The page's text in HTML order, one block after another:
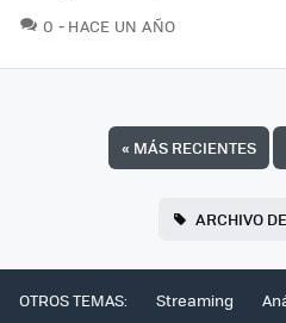
0 COMENTARIOS
HACE UN AÑO
« MÁS RECIENTES
ARCHIVO
OTROS TEMAS: Streaming